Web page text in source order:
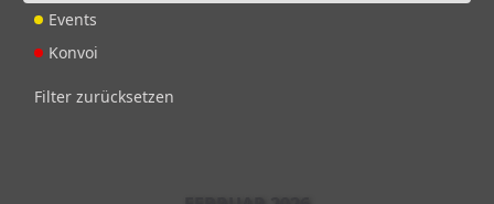
Events
Konvoi
Filter zurücksetzen